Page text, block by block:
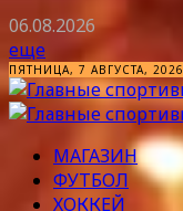
06.08.2026
еще
ПЯТНИЦА, 7 АВГУСТА, 2026
МАГАЗИН
ФУТБОЛ
ХОККЕЙ